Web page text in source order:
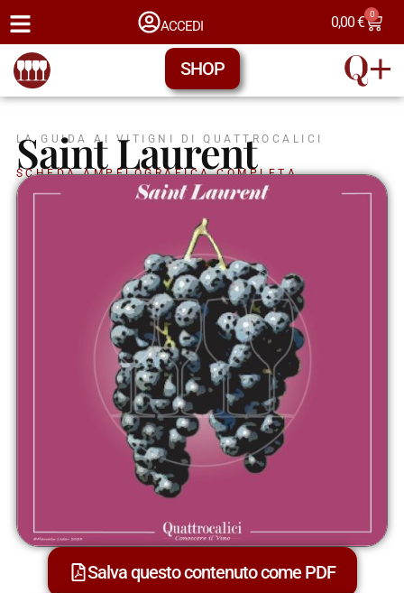
ACCEDI 0,00€ 0
SHOP
LA GUIDA AI VITIGNI DI QUATTROCALICI
Saint Laurent
SCHEDA AMPELOGRAFICA COMPLETA
Salva questo contenuto come PDF